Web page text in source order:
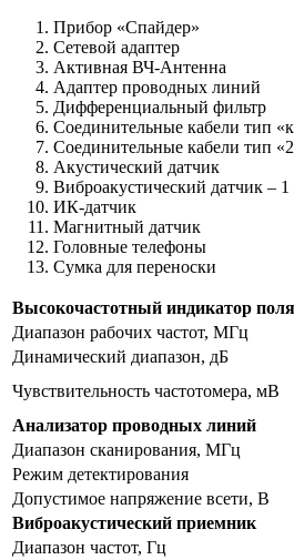
Прибор «Спайдер»
Сетевой адаптер
Активная ВЧ-Антенна
Адаптер проводных линий
Дифференциальный фильтр
Соединительные кабели тип
Соединительные кабели тип
Акустический датчик
Виброакустический датчик – 1
ИК-датчик
Магнитный датчик
Головные телефоны
Сумка для переноски
Высокочастотный индикатор
Диапазон рабочих частот, МГц
Динамический диапазон, дБ
Чувствительность частотомера, мВ
Анализатор проводных линий
Диапазон сканирования, МГц
Режим детектирования
Допустимое напряжение всети, В
Виброакустический приемник
Диапазон частот, Гц